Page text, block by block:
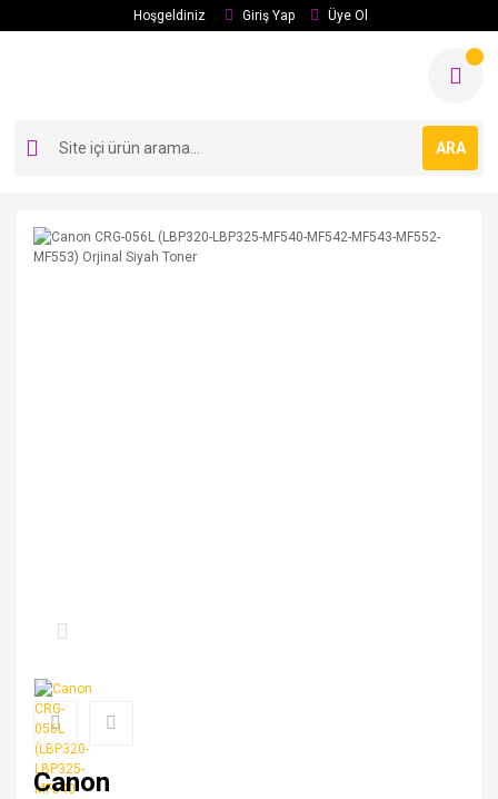
Hoşgeldiniz Giriş Yap Üye Ol
ARA
Canon